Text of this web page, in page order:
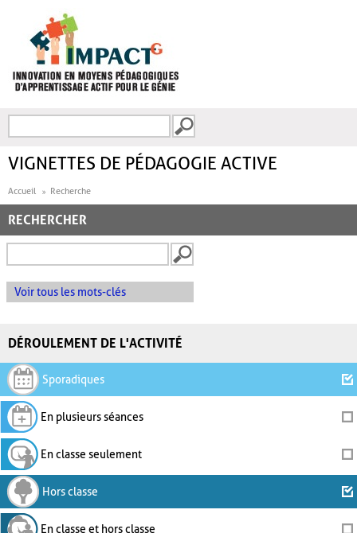
FORMULAIRE DE
VIGNETTES DE PÉDAGOGIE ACTIVE
Accueil Recherche
RECHERCHER
Voir tous les mots-clés
DÉROULEMENT DE L'ACTIVITÉ
Sporadiques
En plusieurs séances
En classe seulement
Hors classe
En classe et hors classe